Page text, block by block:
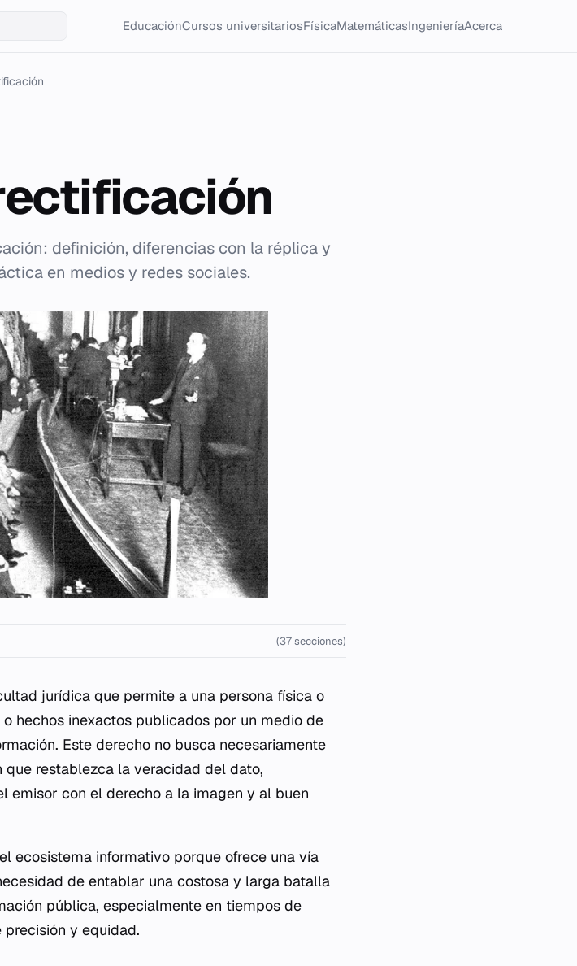
EducaciónCursos universitariosFísicaMatemáticasIngenieríaAcerca
definición, diferencias con la réplica y
en medios y redes sociales.
(37 secciones)
jurídica que permite a una persona física o
hechos inexactos publicados por un medio de
Este derecho no busca necesariamente
restablezca la veracidad del dato,
emisor con el derecho a la imagen y al buen
ecosistema informativo porque ofrece una vía
de entablar una costosa y larga batalla
pública, especialmente en tiempos de
y equidad.